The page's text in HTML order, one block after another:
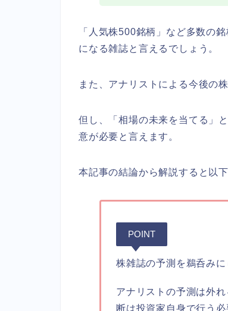
「人気株500銘柄」など多数の
になる雑誌と言えるでしょう。
また、アナリストによる今後の
但し、「相場の未来を当てる」
意が必要と言えます。
本記事の結論から解説すると以下
POINT
株雑誌の予測を鵜呑み
アナリストの予測は外
断は投資家自身で行う必